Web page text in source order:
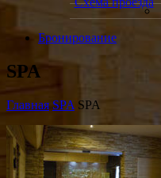
Бронирование
SPA
Главная SPA SPA